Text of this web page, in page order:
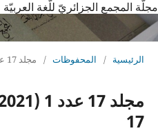
مجلّة المجمع الجزائريّ للّغة العربيّة
الرئيسية / المحفوظات / مجلد 17 عدد 1 (2021): العدد 31: السنة 17
17